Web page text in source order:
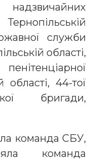
служби
області,
області, 44-тої
бригади,
команда СБУ,
команда